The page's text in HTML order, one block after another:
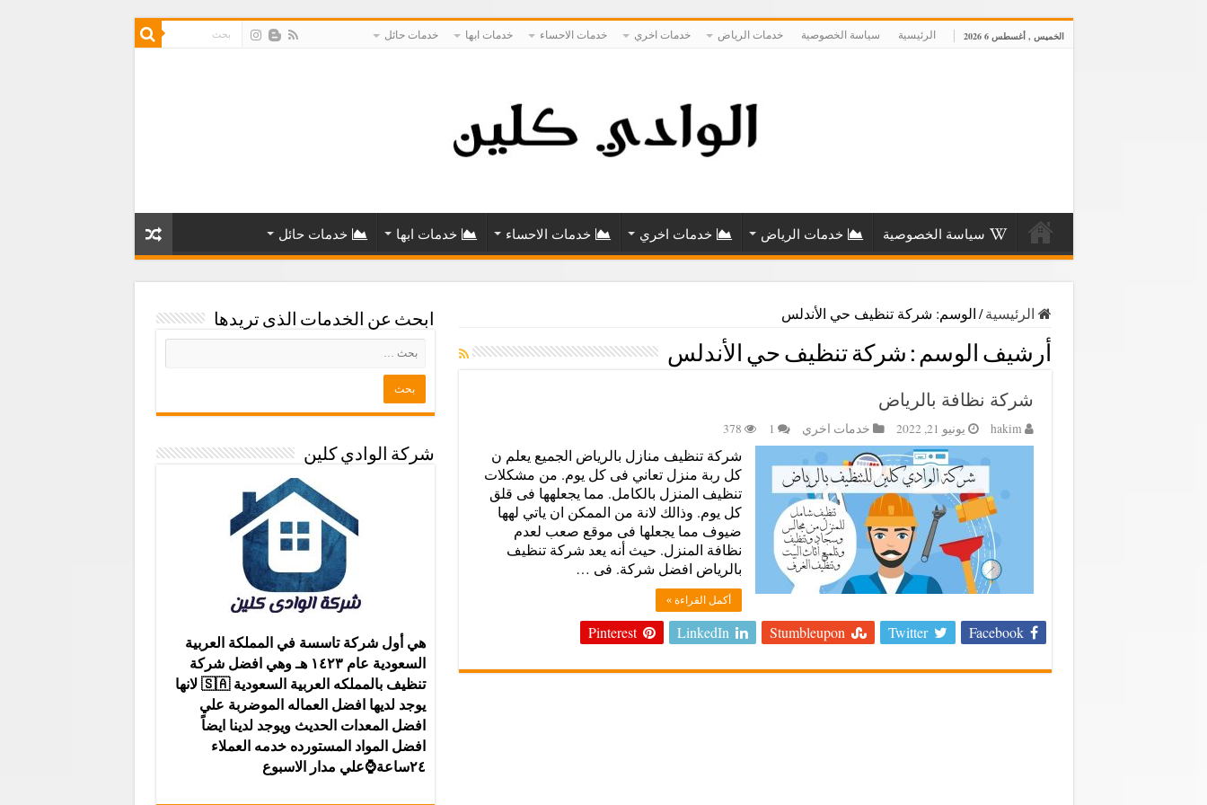
الخميس , أغسطس 6 2026 الرئيسية سياسة الخصوصية خدمات الرياض خدمات اخري خدمات الاحساء خدمات ابها خدمات حائل
سياسة الخصوصية خدمات الرياض خدمات اخري خدمات الاحساء خدمات ابها خدمات حائل
الرئيسية /الوسم: شركة تنظيف حي الأندلس
أرشيف الوسم : شركة تنظيف حي الأندلس
شركة نظافة بالرياض
hakim يونيو 21, 2022 خدمات اخري 1
378
شركة تنظيف منازل بالرياض الجميع يعلم ن
كل ربة منزل تعاني فى كل يوم. من مشكلات
تنظيف المنزل بالكامل. مما يجعلهها فى قلق
كل يوم. وذالك لانة من الممكن ان ياتي لهها
ضيوف مما يجعلها فى موقع صعب لعدم
نظافة المنزل. حيث أنه يعد شركة تنظيف
بالرياض افضل شركة. فى …
أكمل القراءة »
Facebook
Twitter
Stumbleupon
LinkedIn
Pinterest
ابحث عن الخدمات الذى تريدها
شركة الوادي كلين
هي أول شركة تاسسة في المملكة العربية
السعودية عام ١٤٢٣ هـ وهي افضل شركة
تنظيف بالمملكه العربية السعودية 🇸🇦 لانها
يوجد لديها افضل العماله الموضربة علي
افضل المعدات الحديث ويوجد لدينا ايضاً
افضل المواد المستورده خدمه العملاء
٢٤ساعة⌚علي مدار الاسبوع